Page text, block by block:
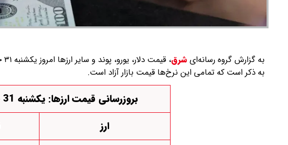
به گزارش گروه رسانه‌ایشرق،
به ذکر است که تمامی این نرخ‌ها قیمت بازار آزاد است.
بروزرسانی قیمت ارزها: یکشنبه 31 خرداد - 10:12
ارز